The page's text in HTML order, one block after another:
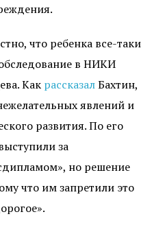
что ребенка все-таки
в НИКИ
Как рассказалБахтин,
явлений и
развития. По его
за
но решение
что им запретили это